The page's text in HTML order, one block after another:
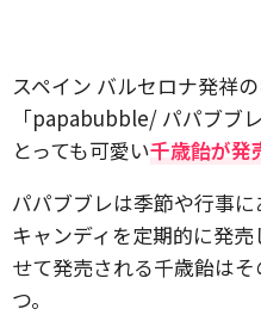
スペイン バルセロナ発祥
「papabubble/ パパブブ
とっても可愛い千歳飴が発
パパブブレは季節や行事
キャンディを定期的に発
せて発売される千歳飴は
つ。